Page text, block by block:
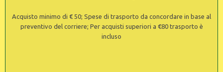
Acquisto minimo di € 50; Spese di trasporto da concordare in base al
preventivo del corriere; Per acquisti superiori a €80 trasporto è
incluso